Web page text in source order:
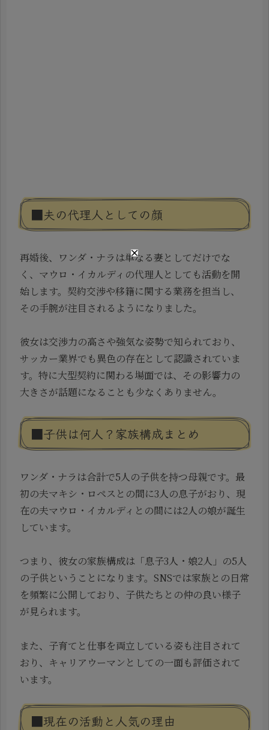
■夫の代理人としての顔
再婚後、ワンダ・ナラは単なる妻としてだけでな
く、マウロ・イカルディの代理人としても活動を開
始します。契約交渉や移籍に関する業務を担当し、
その手腕が注目されるようになりました。
彼女は交渉力の高さや強気な姿勢で知られており、
サッカー業界でも異色の存在として認識されていま
す。特に大型契約に関わる場面では、その影響力の
大きさが話題になることも少なくありません。
■子供は何人？家族構成まとめ
ワンダ・ナラは合計で5人の子供を持つ母親です。最
初の夫マキシ・ロペスとの間に3人の息子がおり、現
在の夫マウロ・イカルディとの間には2人の娘が誕生
しています。
つまり、彼女の家族構成は「息子3人・娘2人」の5人
の子供ということになります。SNSでは家族との日常
を頻繁に公開しており、子供たちとの仲の良い様子
が見られます。
また、子育てと仕事を両立している姿も注目されて
おり、キャリアウーマンとしての一面も評価されて
います。
■現在の活動と人気の理由